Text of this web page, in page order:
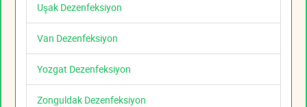
Uşak Dezenfeksiyon
Van Dezenfeksiyon
Yozgat Dezenfeksiyon
Zonguldak Dezenfeksiyon